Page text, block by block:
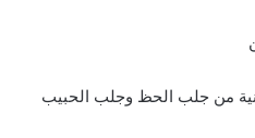
من جلب الحظ وجلب الحبيب